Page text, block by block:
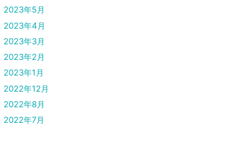
2023年5月
2023年4月
2023年3月
2023年2月
2023年1月
2022年12月
2022年8月
2022年7月